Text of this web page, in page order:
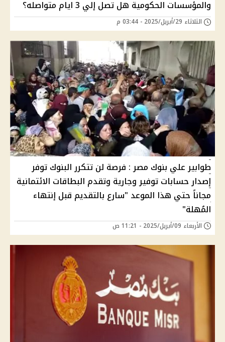
والمؤسسات الحكومية هل تصل إلي 3 ايام متواصله؟
الثلاثاء 29/أبريل/2025 - 03:44 م
طوابير علي بنوك مصر : فرصة لن تتكرر البنوك توفر
إصدار حسابات توفير وجارية وتقدم البطاقات الائتمانية
مجاناً حتي هذا الموعد "سارع بالتقديم قبل إنتهاء
المُهلة"
الأربعاء 09/أبريل/2025 - 11:21 ص